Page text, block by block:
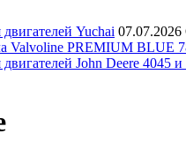
Yuchai 07.07.2026
Valvoline PREMIUM
John Deere 4045 и